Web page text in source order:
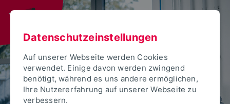
Datenschutzeinstellungen
Auf unserer Webseite werden Cookies
verwendet. Einige davon werden zwingend
benötigt, während es uns andere ermöglichen,
Ihre Nutzererfahrung auf unserer Webseite zu
verbessern.